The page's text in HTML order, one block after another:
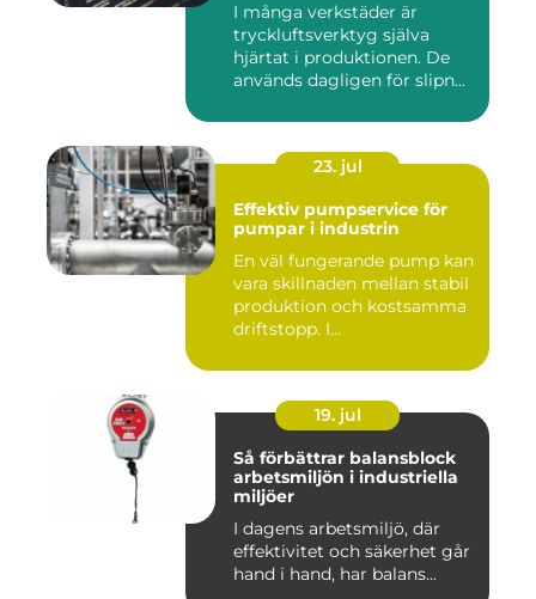
I många verkstäder är
tryckluftsverktyg själva
hjärtat i produktionen. De
används dagligen för slipn...
23. jul
Effektiv pumpservice för
pumpar i industrin
En väl fungerande pump kan
vara skillnaden mellan stabil
produktion och kostsamma
driftstopp. I...
19. jul
Så förbättrar balansblock
arbetsmiljön i industriella
miljöer
I dagens arbetsmiljö, där
effektivitet och säkerhet går
hand i hand, har balans...